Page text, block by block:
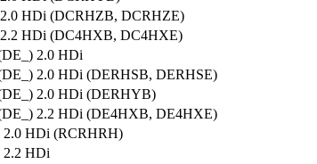
HDi (DCRHZB, DCRHZE)
HDi (DC4HXB, DC4HXE)
2.0 HDi
2.0 HDi (DERHSB, DERHSE)
2.0 HDi (DERHYB)
2.2 HDi (DE4HXB, DE4HXE)
HDi (RCRHRH)
HDi